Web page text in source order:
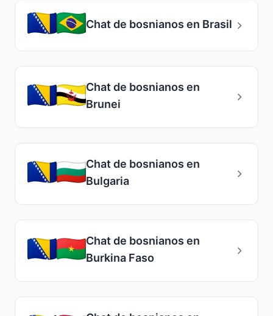
Chat de bosnianos en Brasil
Chat de bosnianos en
Brunei
Chat de bosnianos en
Bulgaria
Chat de bosnianos en
Burkina Faso